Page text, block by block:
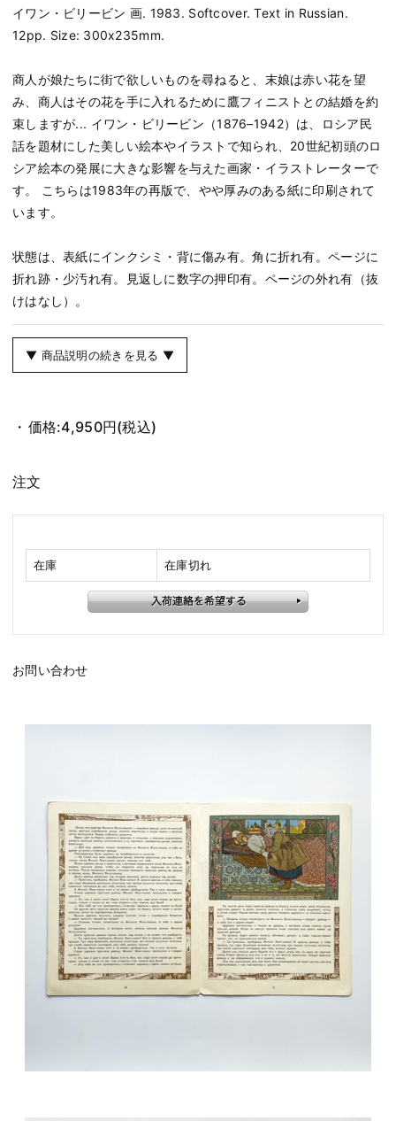
イワン・ビリービン 画. 1983. Softcover. Text in Russian.
12pp. Size: 300x235mm.
商人が娘たちに街で欲しいものを尋ねると、末娘は赤い花を望
み、商人はその花を手に入れるために鷹フィニストとの結婚を約
束しますが... イワン・ビリービン（1876–1942）は、ロシア民
話を題材にした美しい絵本やイラストで知られ、20世紀初頭のロ
シア絵本の発展に大きな影響を与えた画家・イラストレーターで
す。 こちらは1983年の再版で、やや厚みのある紙に印刷されて
います。
状態は、表紙にインクシミ・背に傷み有。角に折れ有。ページに
折れ跡・少汚れ有。見返しに数字の押印有。ページの外れ有（抜
けはなし）。
▼ 商品説明の続きを見る ▼
価格:4,950円(税込)
注文
在庫 在庫切れ
お問い合わせ